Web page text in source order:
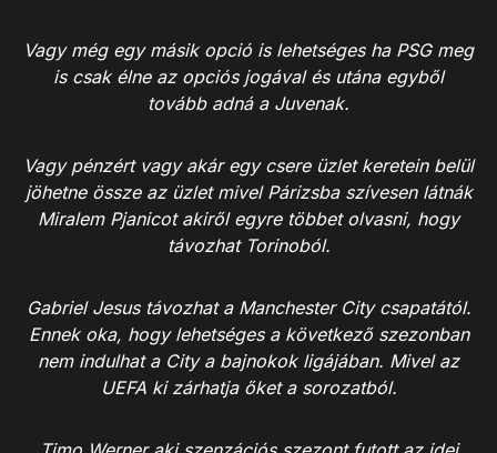
Vagy még egy másik opció is lehetséges ha PSG meg
is csak élne az opciós jogával és utána egyből
tovább adná a Juvenak.
Vagy pénzért vagy akár egy csere üzlet keretein belül
jöhetne össze az üzlet mivel Párizsba szívesen látnák
Miralem Pjanicot akiről egyre többet olvasni, hogy
távozhat Torinoból.
Gabriel Jesus távozhat a Manchester City csapatától.
Ennek oka, hogy lehetséges a következő szezonban
nem indulhat a City a bajnokok ligájában. Mivel az
UEFA ki zárhatja őket a sorozatból.